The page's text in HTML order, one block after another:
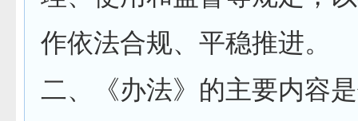
作依法合规、平稳推进。
二、《办法》的主要内容